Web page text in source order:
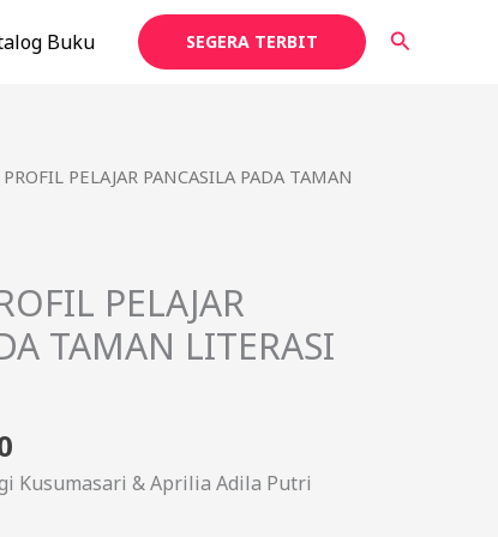
Buku SEGERA TERBIT Cari
PELAJAR PANCASILA PADA TAMAN
PELAJAR
TAMAN LITERASI
Harga
Rp65.000.
Kusumasari & Aprilia Adila Putri